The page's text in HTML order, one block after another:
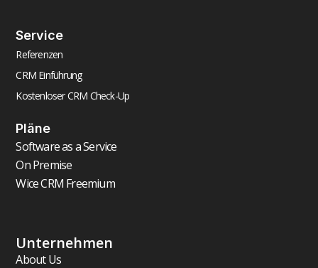
Service
Referenzen
CRM Einführung
Kostenloser CRM Check-Up
Pläne
Software as a Service
On Premise
Wice CRM Freemium
Unternehmen
About Us